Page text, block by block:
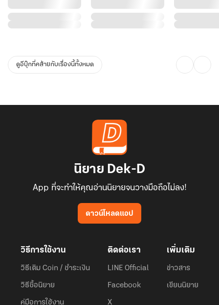
ดูอีบุ๊กที่คล้ายกับเรื่องนี้ทั้งหมด
นิยาย Dek-D
App ที่จะทำให้คุณอ่านนิยายจนวางมือถือไม่ลง!
ดาวน์โหลดแอป
วิธีการใช้งาน
วิธีเติม Coin / ชำระเงิน
วิธีซื้อนิยาย
คู่มือการใช้งาน
ติดต่อเรา
LINE Official
Facebook
X
เพิ่มเติม
ข่าวสาร
เขียนนิยาย